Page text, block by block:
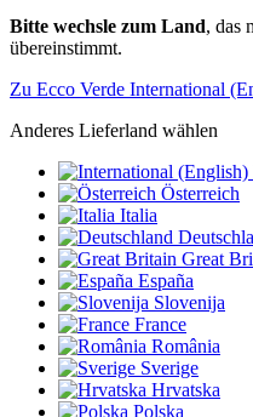
Bitte wechsle zum Land, das
übereinstimmt.
Zu Ecco Verde International
Anderes Lieferland wählen
Österreich
Italia
Great
España
Slovenija
France
România
Sverige
Hrvatska
Polska